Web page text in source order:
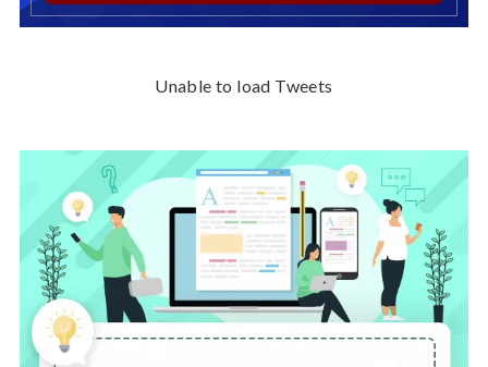
Unable to load Tweets